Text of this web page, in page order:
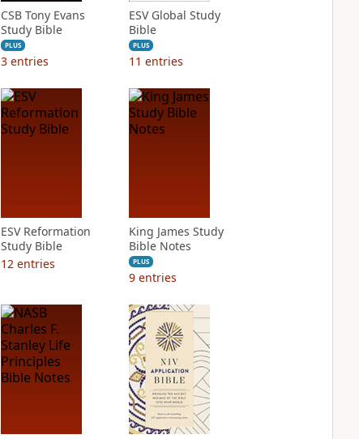
CSB Tony Evans
Study Bible
PLUS
3 entries
ESV Global Study
Bible
PLUS
11 entries
ESV Reformation
Study Bible
12 entries
King James Study
Bible Notes
PLUS
9 entries